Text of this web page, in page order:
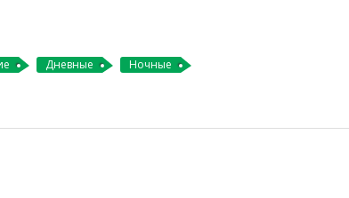
Дневные Ночные